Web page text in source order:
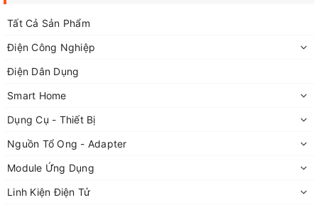
* Ứng dụng: Cảm biến từ E2E-X10MF1 được sử dụng
rộng rãi trong việc kiểm soát các máy công cụ và các
thiết bị khác
Tất Cả Sản Phẩm
Điện Công Nghiệp
Điện Dân Dụng
Smart Home
Dụng Cụ - Thiết Bị
Nguồn Tổ Ong - Adapter
Module Ứng Dụng
Linh Kiện Điện Tử